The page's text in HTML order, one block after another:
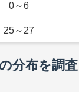
0～6
25～27
分布を調査